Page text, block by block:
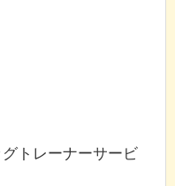
トレーナーサービ